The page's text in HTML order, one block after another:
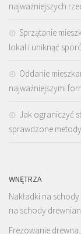
najważniejszych
Sprzątanie
lokal i uniknąć
Oddanie
najważniejszymi
Jak ograniczyć
sprawdzone
WNĘTRZA
Nakładki na
na schody
Frezowanie